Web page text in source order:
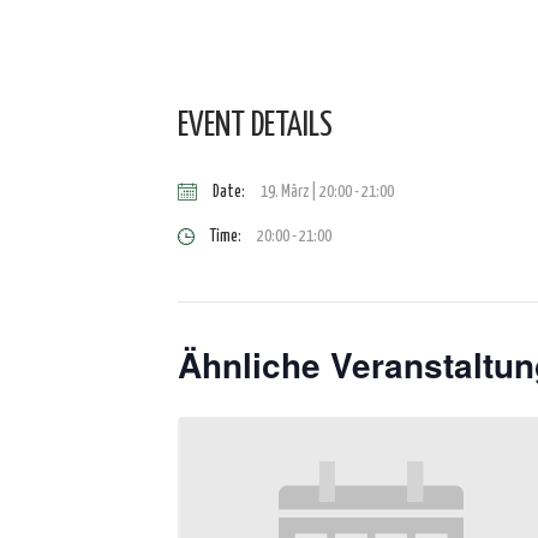
EVENT DETAILS
Date: 19. März | 20:00-21:00
Time: 20:00 - 21:00
Ähnliche